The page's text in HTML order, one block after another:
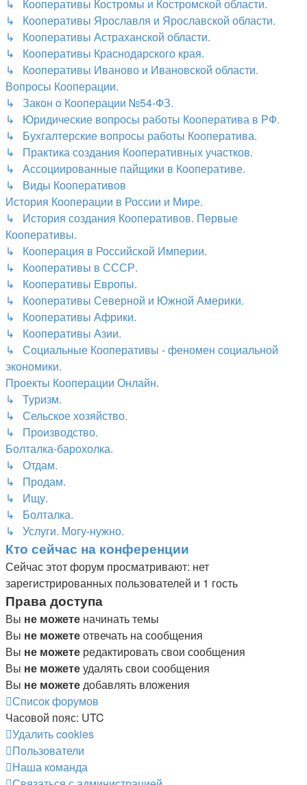
↳ Кооперативы Костромы и Костромской области.
↳ Кооперативы Ярославля и Ярославской области.
↳ Кооперативы Астраханской области.
↳ Кооперативы Краснодарского края.
↳ Кооперативы Иваново и Ивановской области.
Вопросы Кооперации.
↳ Закон о Кооперации №54-ФЗ.
↳ Юридические вопросы работы Кооператива в РФ.
↳ Бухгалтерские вопросы работы Кооператива.
↳ Практика создания Кооперативных участков.
↳ Ассоциированные пайщики в Кооперативе.
↳ Виды Кооперативов
История Кооперации в России и Мире.
↳ История создания Кооперативов. Первые
Кооперативы.
↳ Кооперация в Российской Империи.
↳ Кооперативы в СССР.
↳ Кооперативы Европы.
↳ Кооперативы Северной и Южной Америки.
↳ Кооперативы Африки.
↳ Кооперативы Азии.
↳ Социальные Кооперативы - феномен социальной
экономики.
Проекты Кооперации Онлайн.
↳ Туризм.
↳ Сельское хозяйство.
↳ Производство.
Болталка-барохолка.
↳ Отдам.
↳ Продам.
↳ Ищу.
↳ Болталка.
↳ Услуги. Могу-нужно.
Кто сейчас на конференции
Сейчас этот форум просматривают: нет
зарегистрированных пользователей и 1 гость
Права доступа
Вы не можете начинать темы
Вы не можетеотвечать на сообщения
Вы не можете редактировать свои сообщения
Вы не можетеудалять свои сообщения
Вы не можетедобавлять вложения
Список форумов
Часовой пояс: UTC
Удалить cookies
Пользователи
Наша команда